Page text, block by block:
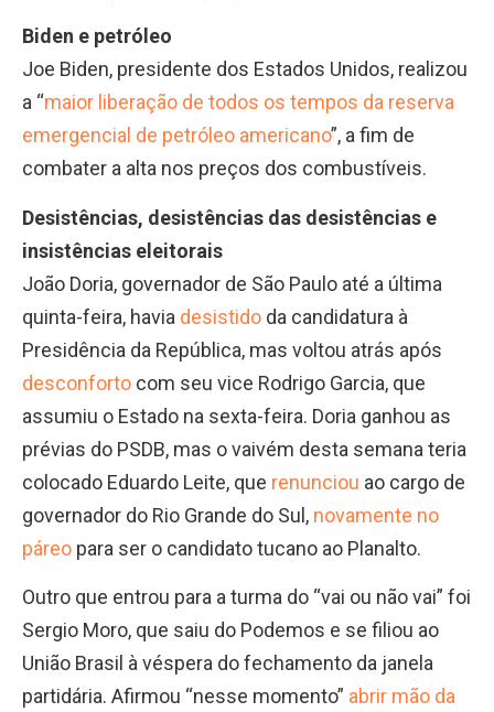
Biden e petróleo
Joe Biden, presidente dos Estados Unidos, realizou
a “maior liberação de todos os tempos da reserva
emergencial de petróleo americano”, a fim de
combater a alta nos preços dos combustíveis.
Desistências, desistências das desistências e
insistências eleitorais
João Doria, governador de São Paulo até a última
quinta-feira, havia desistido da candidatura à
Presidência da República, mas voltou atrás após
desconforto com seu vice Rodrigo Garcia, que
assumiu o Estado na sexta-feira. Doria ganhou as
prévias do PSDB, mas o vaivém desta semana teria
colocado Eduardo Leite, que renunciou ao cargo de
governador do Rio Grande do Sul, novamente no
páreo para ser o candidato tucano ao Planalto.
Outro que entrou para a turma do “vai ou não vai” foi
Sergio Moro, que saiu do Podemos e se filiou ao
União Brasil à véspera do fechamento da janela
partidária. Afirmou “nesse momento” abrir mão da